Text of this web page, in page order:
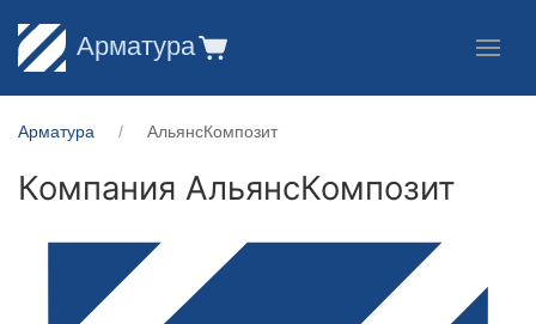
Арматура
Арматура АльянсКомпозит
Компания АльянсКомпозит